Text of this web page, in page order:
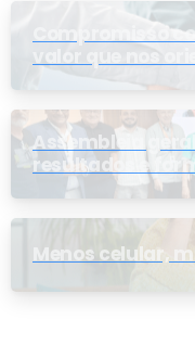
Compromisso
valor que nos
Assembleia
resultados e
nova conselheira
Menos celular,